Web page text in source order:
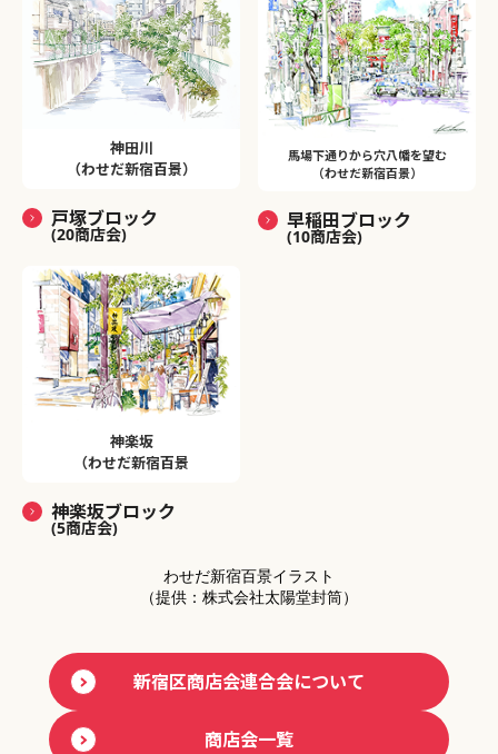
神田川
（わせだ新宿百景）
戸塚ブロック
(20商店会)
馬場下通りから穴八幡を望む
（わせだ新宿百景）
早稲田ブロック
(10商店会)
神楽坂
（わせだ新宿百景
神楽坂ブロック
(5商店会)
わせだ新宿百景イラスト
（提供：株式会社太陽堂封筒）
新宿区商店会連合会について
商店会一覧